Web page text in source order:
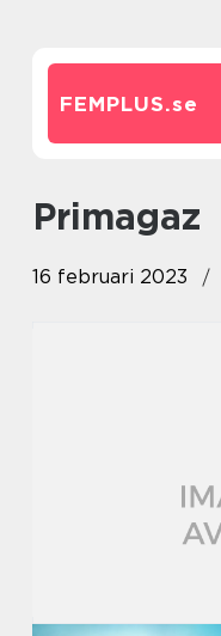
FEMPLUS.se
Primagaz
16 februari 2023